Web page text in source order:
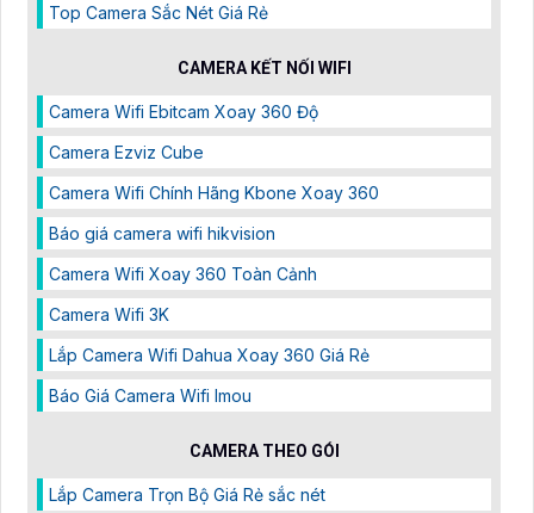
Top Camera Sắc Nét Giá Rẻ
CAMERA KẾT NỐI WIFI
Camera Wifi Ebitcam Xoay 360 Độ
Camera Ezviz Cube
Camera Wifi Chính Hãng Kbone Xoay 360
Báo giá camera wifi hikvision
Camera Wifi Xoay 360 Toàn Cảnh
Camera Wifi 3K
Lắp Camera Wifi Dahua Xoay 360 Giá Rẻ
Báo Giá Camera Wifi Imou
CAMERA THEO GÓI
Lắp Camera Trọn Bộ Giá Rẻ sắc nét